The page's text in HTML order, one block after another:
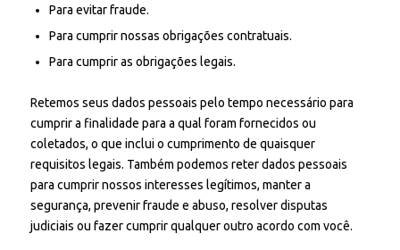
Para evitar fraude.
Para cumprir nossas obrigações contratuais.
Para cumprir as obrigações legais.
Retemos seus dados pessoais pelo tempo necessário para
cumprir a finalidade para a qual foram fornecidos ou
coletados, o que inclui o cumprimento de quaisquer
requisitos legais. Também podemos reter dados pessoais
para cumprir nossos interesses legítimos, manter a
segurança, prevenir fraude e abuso, resolver disputas
judiciais ou fazer cumprir qualquer outro acordo com você.